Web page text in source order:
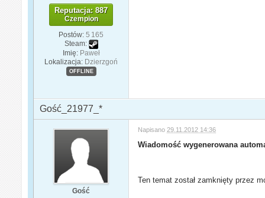
Reputacja: 887
Czempion
Postów: 5 165
Steam:
Imię: Paweł
Lokalizacja: Dzierzgoń
OFFLINE
Gość_21977_*
Gość
Napisano 29.11.2012 14:36
Wiadomość wygenerowana
Ten temat został zamknięty przez